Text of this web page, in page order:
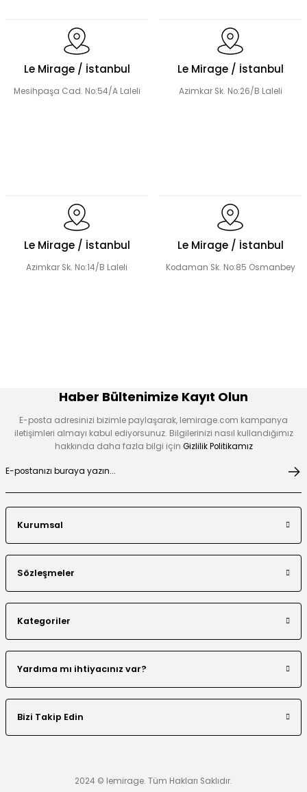
V Kuplu Taş Detay Elbise
Le Mirage / İstanbul
Mesihpaşa Cad. No:54/A Laleli
Le Mirage / İstanbul
Azimkar Sk. No:26/B Laleli
Le Mirage / İstanbul
Azimkar Sk. No:14/B Laleli
Le Mirage / İstanbul
Kodaman Sk. No:85 Osmanbey
Haber Bültenimize Kayıt Olun
E-posta adresinizi bizimle paylaşarak, lemirage.com kampanya
iletişimleri almayı kabul ediyorsunuz. Bilgilerinizi nasıl kullandığımız
hakkında daha fazla bilgi için Gizlilik Politikamız
Kurumsal
Sözleşmeler
Kategoriler
Yardıma mı ihtiyacınız var?
Bizi Takip Edin
2024 © lemirage. Tüm Hakları Saklıdır.